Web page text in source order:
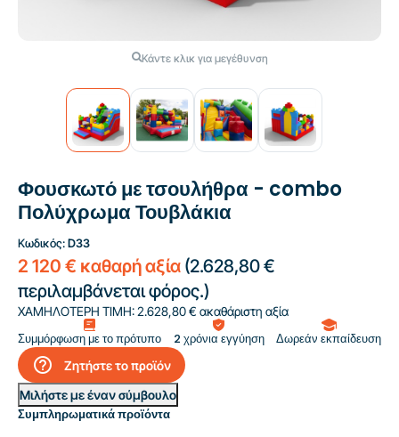
Κάντε κλικ για μεγέθυνση
Φουσκωτό με τσουλήθρα - combo
Πολύχρωμα Τουβλάκια
Κωδικός:D33
2 120 € καθαρή αξία (2.628,80 €
περιλαμβάνεται φόρος.)
ΧΑΜΗΛΟΤΕΡΗ ΤΙΜΗ:2.628,80 € ακαθάριστη αξία
Συμμόρφωση με το πρότυπο 2 χρόνια εγγύηση Δωρεάν εκπαίδευση
help_outline
Ζητήστε το προϊόν
Μιλήστε με έναν σύμβουλο
Συμπληρωματικά προϊόντα